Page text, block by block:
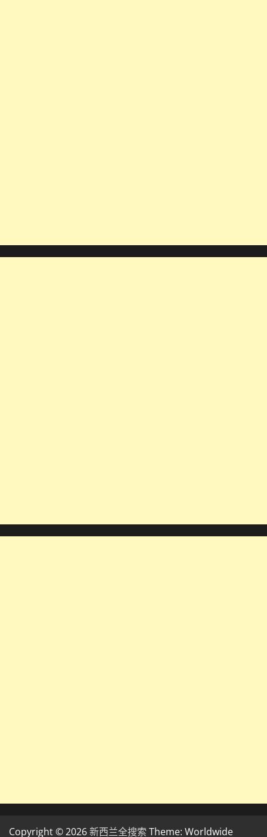
Copyright © 2026新西兰全搜索 Theme: Worldwide